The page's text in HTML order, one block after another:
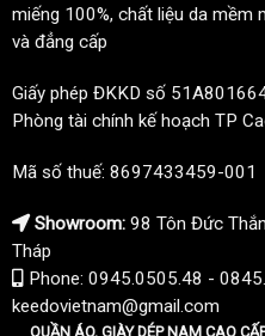
miếng 100%, chất liệu da mềm
và đẳng cấp
Giấy phép ĐKKD số
Phòng tài chính kế hoạch TP
Mã số thuế: 8697433459-001
Showroom: 98 Tôn Đức
Tháp
Phone: 0945.0505.48 -
keedovietnam@gmail.com
QUẦN ÁO, GIÀY DÉP NAM CAO